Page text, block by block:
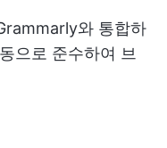
와 통합하
으로 준수하여 브